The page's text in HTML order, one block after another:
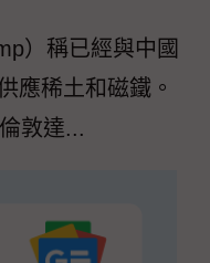
）稱已經與中國
應稀土和磁鐵。
敦達...